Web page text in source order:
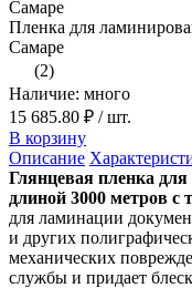
Пленка для
Самаре
(2)
Наличие: много
15 685.80 ₽ / шт.
В корзину
Описание
Глянцевая пленка
длиной 3000 метров
для ламинации
и других
механических
службы и придает